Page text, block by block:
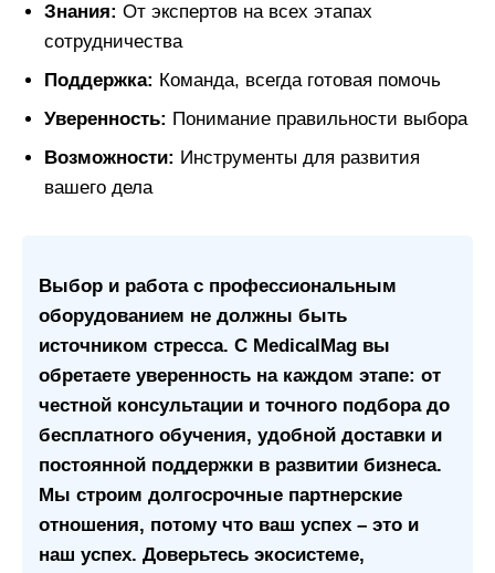
Знания: От экспертов на всех этапах
сотрудничества
Поддержка: Команда, всегда готовая помочь
Уверенность: Понимание правильности выбора
Возможности: Инструменты для развития
вашего дела
Выбор и работа с профессиональным
оборудованием не должны быть
источником стресса. С MedicalMag вы
обретаете уверенность на каждом этапе: от
честной консультации и точного подбора до
бесплатного обучения, удобной доставки и
постоянной поддержки в развитии бизнеса.
Мы строим долгосрочные партнерские
отношения, потому что ваш успех – это и
наш успех. Доверьтесь экосистеме,